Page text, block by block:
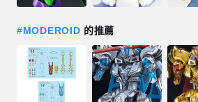
#MODEROID 的推薦